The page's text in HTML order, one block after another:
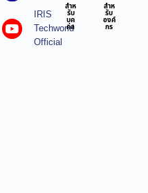
IRIS
Techworld
Official
สำห
รับ
บุค
คล
สำห
รับ
องค์
กร